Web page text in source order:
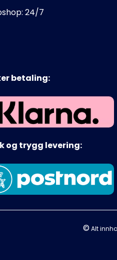
24/7
betaling:
og trygg levering:
©Alt